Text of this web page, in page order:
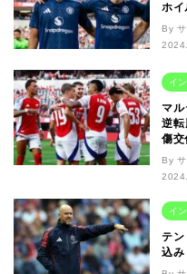
ホイ
By
イ
マ
逆
傷交
By
イ
テン
込み